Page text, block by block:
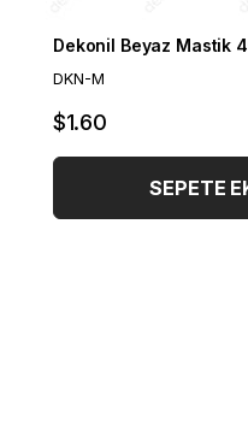
Dekonil Beyaz Mastik
DKN-M
$1.60
SEPETE